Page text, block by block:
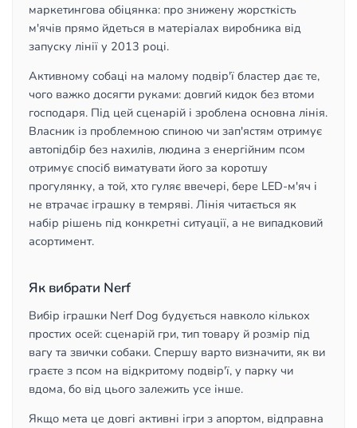
маркетингова обіцянка: про знижену жорсткість
м'ячів прямо йдеться в матеріалах виробника від
запуску лінії у 2013 році.
Активному собаці на малому подвір'ї бластер дає те,
чого важко досягти руками: довгий кидок без втоми
господаря. Під цей сценарій і зроблена основна лінія.
Власник із проблемною спиною чи зап'ястям отримує
автопідбір без нахилів, людина з енергійним псом
отримує спосіб виматувати його за коротшу
прогулянку, а той, хто гуляє ввечері, бере LED-м'яч і
не втрачає іграшку в темряві. Лінія читається як
набір рішень під конкретні ситуації, а не випадковий
асортимент.
Як вибрати Nerf
Вибір іграшки Nerf Dog будується навколо кількох
простих осей: сценарій гри, тип товару й розмір під
вагу та звички собаки. Спершу варто визначити, як ви
граєте з псом на відкритому подвір'ї, у парку чи
вдома, бо від цього залежить усе інше.
Якщо мета це довгі активні ігри з апортом, відправна